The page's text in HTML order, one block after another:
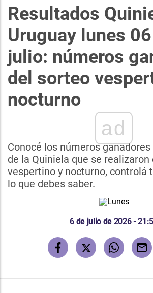
Resultados
Uruguay lunes
julio: números
del sorteo
nocturno
ad
Conocé los números
de la Quiniela que se
vespertino y nocturno, controlá
lo que debes saber.
6 de julio de 2026 -